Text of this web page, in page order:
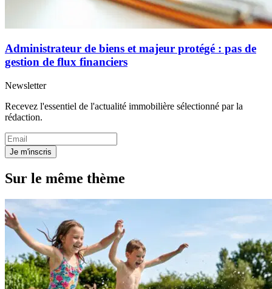
Administrateur de biens et majeur protégé : pas de
gestion de flux financiers
Newsletter
Recevez l'essentiel de l'actualité immobilière sélectionné par la
rédaction.
Je m'inscris
Sur le même thème